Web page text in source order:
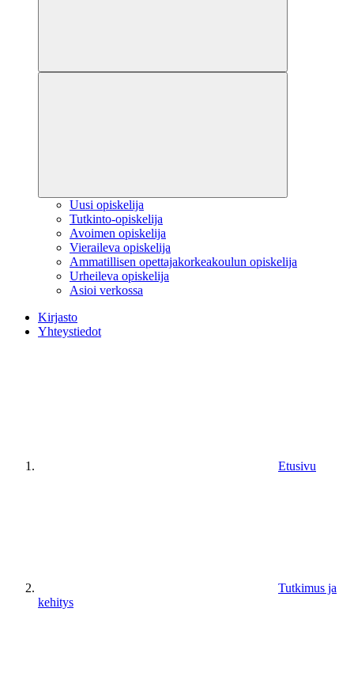
Uusi opiskelija
Tutkinto-opiskelija
Avoimen opiskelija
Vieraileva opiskelija
Ammatillisen opettajakorkeakoulun opiskelija
Urheileva opiskelija
Asioi verkossa
Kirjasto
Yhteystiedot
Etusivu
Tutkimus ja
kehitys